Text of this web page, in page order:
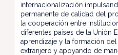
internacionalización
permanente de calidad del
la cooperación entre
diferentes países de la Unión
aprendizaje y la formación del
extranjero y apoyando de